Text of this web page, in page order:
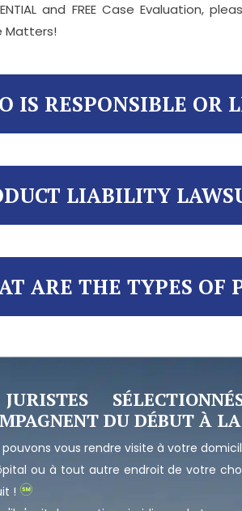
and FREE Case Evaluation,
Matters!
IS RESPONSIBLE OR
LIABILITY
ARE THE TYPES OF
DU DÉBUT À
pouvons vous rendre visite à votre
ou à tout autre endroit de votre
!